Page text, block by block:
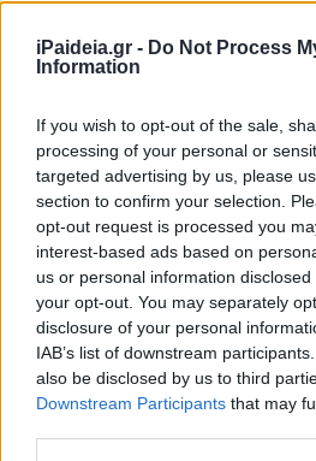
iPaideia.gr - Do Not Process
Information
If you wish to opt-out of the sale,
processing of your personal or
targeted advertising by us, please
section to confirm your selection.
opt-out request is processed you
interest-based ads based on
us or personal information
your opt-out. You may separately
disclosure of your personal
IAB’s list of downstream
also be disclosed by us to third
Downstream Participants that may